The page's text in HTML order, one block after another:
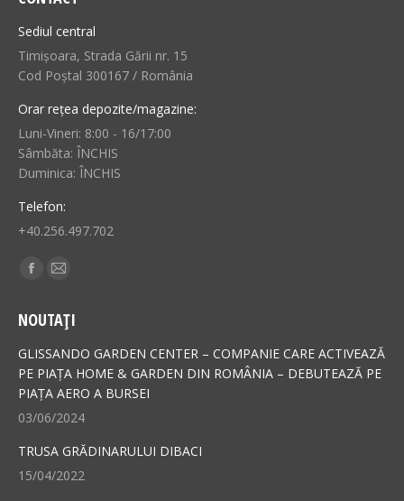
Sediul central
Timișoara, Strada Gării nr. 15
Cod Poștal 300167 / România
Orar rețea depozite/magazine:
Luni-Vineri: 8:00 - 16/17:00
Sâmbăta: ÎNCHIS
Duminica: ÎNCHIS
Telefon:
+40.256.497.702
Find us on:
Facebook
opens
in
new
window
Mail
opens
in
new
window
NOUTAȚI
GLISSANDO GARDEN CENTER – COMPANIE CARE ACTIVEAZĂ
PE PIAȚA HOME & GARDEN DIN ROMÂNIA – DEBUTEAZĂ PE
PIAȚA AERO A BURSEI
03/06/2024
TRUSA GRĂDINARULUI DIBACI
15/04/2022